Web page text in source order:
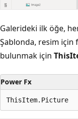
Galerideki ilk öğe,
Şablonda, resim için
bulunmak için
Power Fx